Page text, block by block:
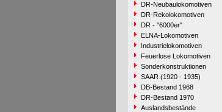
DR-Neubaulokomotiven
DR-Rekolokomotiven
DR - "6000er"
ELNA-Lokomotiven
Industrielokomotiven
Feuerlose Lokomotiven
Sonderkonstruktionen
SAAR (1920 - 1935)
DB-Bestand 1968
DR-Bestand 1970
Auslandsbestände